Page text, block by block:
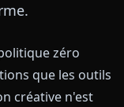
zéro
que les outils
créative n'est